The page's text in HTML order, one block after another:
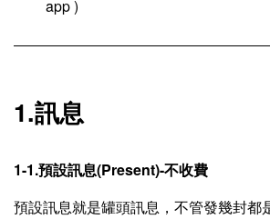
app )
1.訊息
1-1.預設訊息(Present)-不收費
預設訊息就是罐頭訊息，不管發幾封都